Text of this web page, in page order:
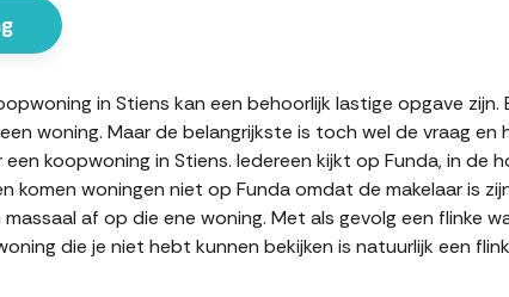
in Stiens kan een behoorlijk lastige opgave
woning. Maar de belangrijkste is toch wel de vraag
koopwoning in Stiens. Iedereen kijkt op Funda, in de
komen woningen niet op Funda omdat de makelaar is
af op die ene woning. Met als gevolg een flinke
die je niet hebt kunnen bekijken is natuurlijk een